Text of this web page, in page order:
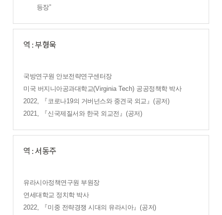
등장”
역 : 부형욱
국방연구원 안보전략연구센터장
미국 버지니아공과대학교(Virginia Tech) 공공정책학 박사
2022,
『코로나19의 거버넌스와 중견국 외교 』 (공저)
2021,
『신국제질서와 한국 외교전 』 (공저)
역 : 서동주
유라시아정책연구원 부원장
연세대학교 정치학 박사
2022,
『미중 전략경쟁 시대의 유라시아』(공저)